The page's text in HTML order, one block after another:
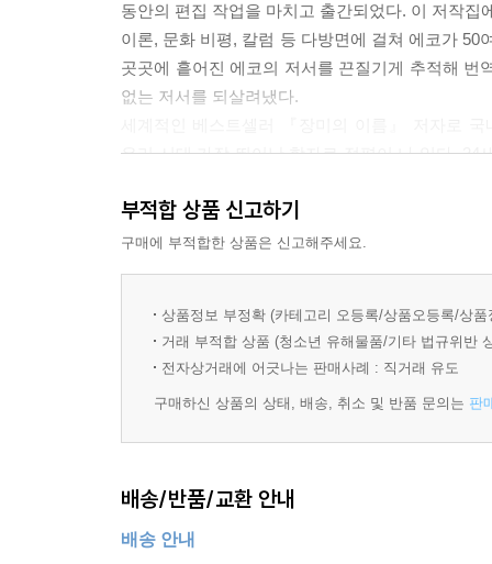
동안의 편집 작업을 마치고 출간되었다. 이 저작
이론, 문화 비평, 칼럼 등 다방면에 걸쳐 에코가
곳곳에 흩어진 에코의 저서를 끈질기게 추적해
없는 저서를 되살려냈다.
우리 시대 가장 뛰어난 학자로 정평이 나 있다. 24
좀처럼 쉽지 않은 일이다. 또한 특유의 백과사전
한 권을 제대로 읽었다고 해도 에코라는 바다의
시간까지 철저히 계산해 대화 분량을 결정하는
수 있을 것이다.
13명의 번역자, 총 30여 명의 편집자와 디자이너,
총 원고 매수 3만 6천여 매. 번역자 포함해서 에코
도스또예프스끼 전집, 프로이트 전집, 카잔차키
부적합 상품 신고하기
구매에 부적합한 상품은 신고해주세요.
상품정보 부정확 (카테고리 오등록/상품오등록/상
거래 부적합 상품 (청소년 유해물품/기타 법규위반
전자상거래에 어긋나는 판매사례 : 직거래 유도
구매하신 상품의 상태, 배송, 취소 및 반품 문의는 판
배송/반품/교환 안내
배송 안내